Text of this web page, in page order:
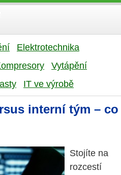
Elektrotechnika
Vytápění
IT ve výrobě
interní tým – co
Stojíte na
rozcestí